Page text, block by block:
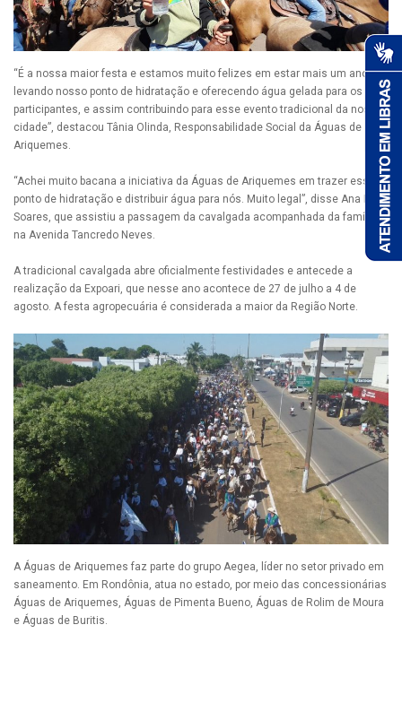
“É a nossa maior festa e estamos muito felizes em estar mais um ano
levando nosso ponto de hidratação e oferecendo água gelada para os
participantes, e assim contribuindo para esse evento tradicional da nossa
cidade”, destacou Tânia Olinda, Responsabilidade Social da Águas de
Ariquemes.
“Achei muito bacana a iniciativa da Águas de Ariquemes em trazer esse
ponto de hidratação e distribuir água para nós. Muito legal”, disse Ana Lívia
Soares, que assistiu a passagem da cavalgada acompanhada da família,
na Avenida Tancredo Neves.
A tradicional cavalgada abre oficialmente festividades e antecede a
realização da Expoari, que nesse ano acontece de 27 de julho a 4 de
agosto. A festa agropecuária é considerada a maior da Região Norte.
A Águas de Ariquemes faz parte do grupo Aegea, líder no setor privado em
saneamento. Em Rondônia, atua no estado, por meio das concessionárias
Águas de Ariquemes, Águas de Pimenta Bueno, Águas de Rolim de Moura
e Águas de Buritis.